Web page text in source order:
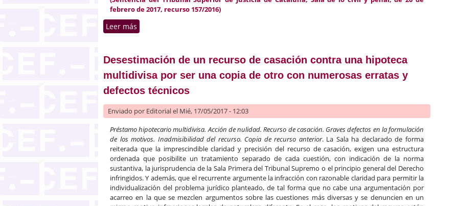
febrero de 2017, recurso 157/2016)
Leer más
Desestimación de un recurso de casación contra una hipoteca
multidivisa por ser una copia de otro con numerosas erratas y
defectos técnicos
Enviado por Editorialel Mié, 17/05/2017 - 12:03
Préstamo hipotecario multidivisa. Acción de nulidad. Recurso de casación. Graves defectos en la formulación
de los motivos. Inadmisibilidad del recurso. Copia de recurso anterior. La Sala ha declarado de forma
reiterada que la imprescindible claridad y precisión del recurso de casación, exigen una estructura
ordenada que posibilite un tratamiento separado de cada cuestión, con indicación de la norma
sustantiva, la jurisprudencia de la Sala Primera del Tribunal Supremo o el principio general del Derecho
infringidos. Y además, que el recurrente argumente la infracción con razonable claridad para permitir la
individualización del problema jurídico planteado, de tal forma que no cabe una argumentación por
acarreo en la que se mezclen argumentos sobre las cuestiones más diversas y se denuncien en un